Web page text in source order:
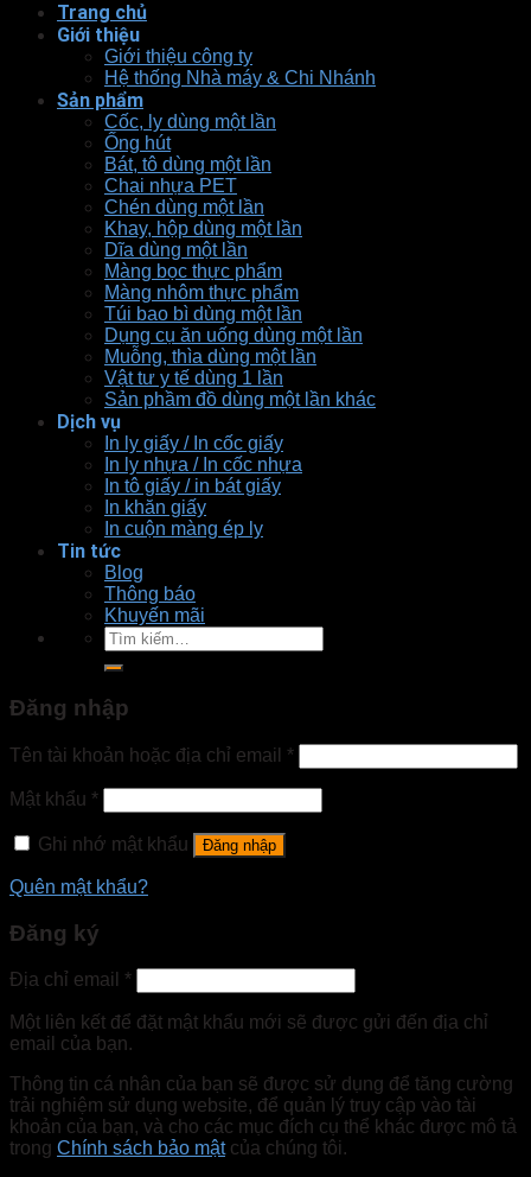
Trang chủ
Giới thiệu
Giới thiệu công ty
Hệ thống Nhà máy & Chi Nhánh
Sản phẩm
Cốc, ly dùng một lần
Ống hút
Bát, tô dùng một lần
Chai nhựa PET
Chén dùng một lần
Khay, hộp dùng một lần
Dĩa dùng một lần
Màng bọc thực phẩm
Màng nhôm thực phẩm
Túi bao bì dùng một lần
Dụng cụ ăn uống dùng một lần
Muỗng, thìa dùng một lần
Vật tư y tế dùng 1 lần
Sản phầm đồ dùng một lần khác
Dịch vụ
In ly giấy / In cốc giấy
In ly nhựa / In cốc nhựa
In tô giấy / in bát giấy
In khăn giấy
In cuộn màng ép ly
Tin tức
Blog
Thông báo
Khuyến mãi
Tìm
kiếm:
Đăng nhập
Tên tài khoản hoặc địa chỉ email *
Mật khẩu *
Ghi nhớ mật khẩu Đăng nhập
Quên mật khẩu?
Đăng ký
Địa chỉ email *
Một liên kết để đặt mật khẩu mới sẽ được gửi đến địa chỉ
email của bạn.
Thông tin cá nhân của bạn sẽ được sử dụng để tăng cường
trải nghiệm sử dụng website, để quản lý truy cập vào tài
khoản của bạn, và cho các mục đích cụ thể khác được mô tả
trong Chính sách bảo mậtcủa chúng tôi.